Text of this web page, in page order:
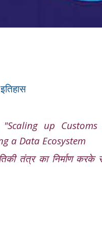
up
a Data Ecosystem
तंत्र का निर्माण करके